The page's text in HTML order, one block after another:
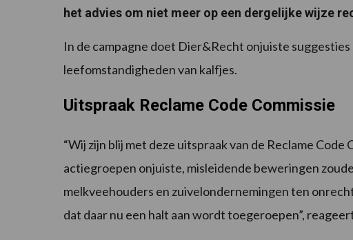
het advies om niet meer op een dergelijke wijze
In de campagne doet Dier&Recht onjuiste
leefomstandigheden van kalfjes.
Uitspraak Reclame Code Commissie
“Wij zijn blij met deze uitspraak van de Reclame Code
actiegroepen onjuiste, misleidende beweringen
melkveehouders en zuivelondernemingen ten
dat daar nu een halt aan wordt toegeroepen”,